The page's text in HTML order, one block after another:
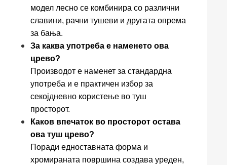
модел лесно се комбинира со различни
славини, рачни тушеви и другата опрема
за бања.
За каква употреба е наменето ова
црево?
Производот е наменет за стандардна
употреба и е практичен избор за
секојдневно користење во туш
просторот.
Каков впечаток во просторот остава
ова туш црево?
Поради едноставната форма и
хромираната површина создава уреден,